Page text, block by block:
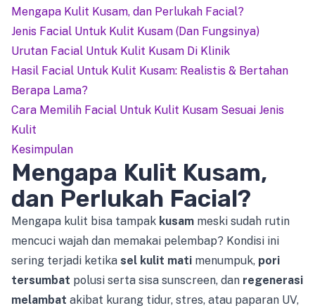
Mengapa Kulit Kusam, dan Perlukah Facial?
Jenis Facial Untuk Kulit Kusam (Dan Fungsinya)
Urutan Facial Untuk Kulit Kusam Di Klinik
Hasil Facial Untuk Kulit Kusam: Realistis & Bertahan
Berapa Lama?
Cara Memilih Facial Untuk Kulit Kusam Sesuai Jenis
Kulit
Kesimpulan
Mengapa Kulit Kusam,
dan Perlukah Facial?
Mengapa kulit bisa tampak kusam meski sudah rutin
mencuci wajah dan memakai pelembap? Kondisi ini
sering terjadi ketika sel kulit mati menumpuk, pori
tersumbat polusi serta sisa sunscreen, dan regenerasi
melambat akibat kurang tidur, stres, atau paparan UV,